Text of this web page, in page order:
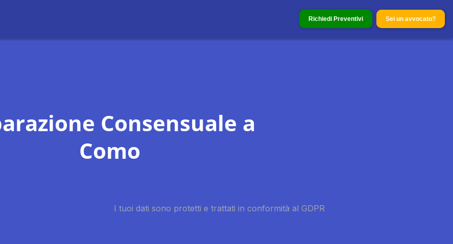
Richiedi Preventivi Sei un avvocato?
Consensuale a
Como